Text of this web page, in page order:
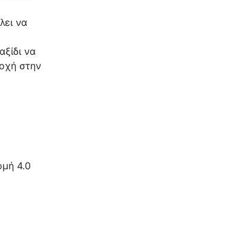
να
να
στην
4.0